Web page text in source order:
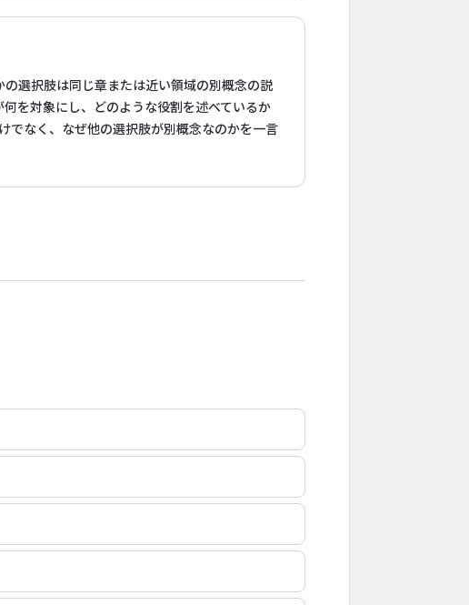
選択肢は同じ章または近い領域の別概念の説
を対象にし、どのような役割を述べているか
でなく、なぜ他の選択肢が別概念なのかを一言